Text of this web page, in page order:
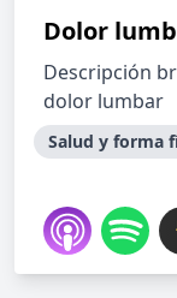
Dolor
Descripción
dolor lumbar
Salud y forma